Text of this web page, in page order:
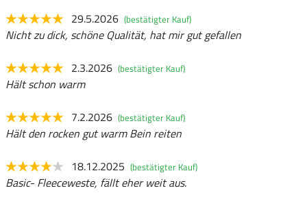
29.5.2026 (bestätigter Kauf)
Nicht zu dick, schöne Qualität, hat mir gut gefallen
2.3.2026 (bestätigter Kauf)
Hält schon warm
7.2.2026 (bestätigter Kauf)
Hält den rocken gut warm Bein reiten
18.12.2025 (bestätigter Kauf)
Basic- Fleeceweste, fällt eher weit aus.